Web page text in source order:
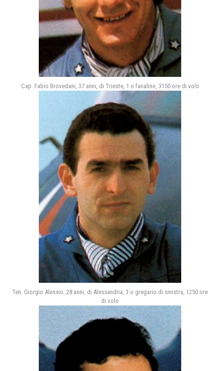
Cap. Fabio Brovedani, 37 anni, di Trieste, 1.o fanalino, 3150 ore di volo
Ten. Giorgio Alessio, 28 anni, di Alessandria, 3.o gregario di sinistra, 1250 ore
di volo